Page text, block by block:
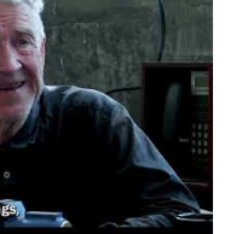
he leído un centenar
leído para mi propio
cinco norteamericanos
número de lectores es
de ellos que viva